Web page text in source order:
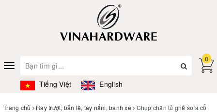
Toggle
navigation
Tiếng Việt English
0
Trang chủ Ray trượt, bản lề, tay nắm, bánh xe
Chụp chân tủ ghế sofa cổ